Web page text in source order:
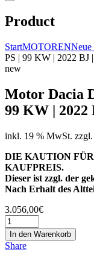
Product
StartMOTORENNeue
PS | 99 KW | 2022 BJ
new
Motor Dacia
99 KW | 2022
inkl. 19 % MwSt. zzgl.
DIE KAUTION
KAUFPREIS.
Dieser ist zzgl. der
Nach Erhalt des
3.056,00€
In den Warenkorb
Share